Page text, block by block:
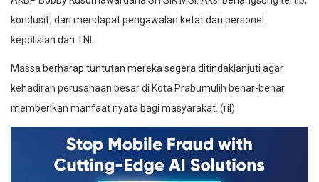
kondusif, dan mendapat pengawalan ketat dari personel
kepolisian dan TNI.
Massa berharap tuntutan mereka segera ditindaklanjuti agar
kehadiran perusahaan besar di Kota Prabumulih benar-benar
memberikan manfaat nyata bagi masyarakat. (ril)